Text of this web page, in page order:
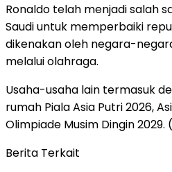
Ronaldo telah menjadi salah
Saudi untuk memperbaiki
dikenakan oleh negara-
melalui olahraga.
Usaha-usaha lain termasuk
rumah Piala Asia Putri 2026,
Olimpiade Musim Dingin
Berita Terkait